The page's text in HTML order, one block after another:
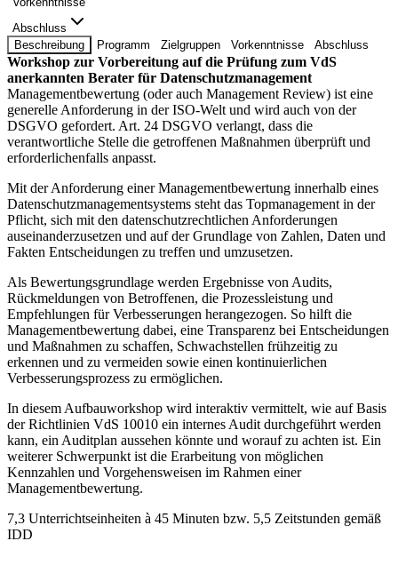
Abschluss
Beschreibung
Programm Zielgruppen Vorkenntnisse Abschluss
Workshop zur Vorbereitung auf die Prüfung zum VdS
anerkannten Berater für Datenschutzmanagement
Managementbewertung (oder auch Management Review) ist eine
generelle Anforderung in der ISO-Welt und wird auch von der
DSGVO gefordert. Art. 24 DSGVO verlangt, dass die
verantwortliche Stelle die getroffenen Maßnahmen überprüft und
erforderlichenfalls anpasst.
Mit der Anforderung einer Managementbewertung innerhalb eines
Datenschutzmanagementsystems steht das Topmanagement in der
Pflicht, sich mit den datenschutzrechtlichen Anforderungen
auseinanderzusetzen und auf der Grundlage von Zahlen, Daten und
Fakten Entscheidungen zu treffen und umzusetzen.
Als Bewertungsgrundlage werden Ergebnisse von Audits,
Rückmeldungen von Betroffenen, die Prozessleistung und
Empfehlungen für Verbesserungen herangezogen. So hilft die
Managementbewertung dabei, eine Transparenz bei Entscheidungen
und Maßnahmen zu schaffen, Schwachstellen frühzeitig zu
erkennen und zu vermeiden sowie einen kontinuierlichen
Verbesserungsprozess zu ermöglichen.
In diesem Aufbauworkshop wird interaktiv vermittelt, wie auf Basis
der Richtlinien VdS 10010 ein internes Audit durchgeführt werden
kann, ein Auditplan aussehen könnte und worauf zu achten ist. Ein
weiterer Schwerpunkt ist die Erarbeitung von möglichen
Kennzahlen und Vorgehensweisen im Rahmen einer
Managementbewertung.
7,3 Unterrichtseinheiten à 45 Minuten bzw. 5,5 Zeitstunden gemäß
IDD